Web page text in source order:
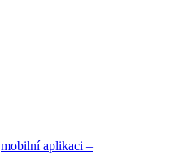
mobilní aplikaci –